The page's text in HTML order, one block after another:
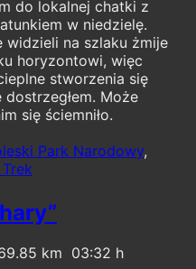
do lokalnej chatki z
w niedzielę.
widzieli na szlaku żmije
horyzontowi, więc
stworzenia się
Może
się ściemniło.
Park Narodowy,
03:32